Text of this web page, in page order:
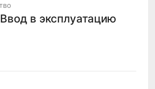
в эксплуатацию